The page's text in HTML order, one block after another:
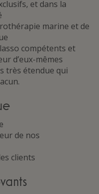
et dans la
marine et de
compétents et
d’eux-mêmes
très étendue qui
de nos
clients